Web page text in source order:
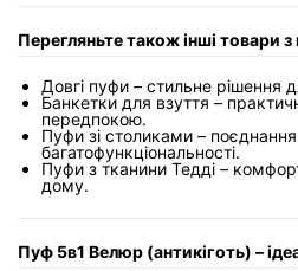
Перегляньте також інші товари
Довгі пуфи – стильне рішення
Банкетки для взуття –
передпокою.
Пуфи зі столиками – поєднання
багатофункціональності.
Пуфи з тканини Тедді –
дому.
Пуф 5в1 Велюр (антикіготь) –